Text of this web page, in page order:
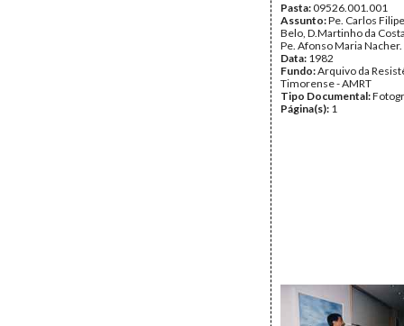
Pasta:09526.001.001
Assunto:Pe. Carlos
Belo, D.Martinho da
Pe. Afonso Maria Nacher.
Data: 1982
Fundo:Arquivo da
Timorense - AMRT
Tipo Documental:
Página(s): 1